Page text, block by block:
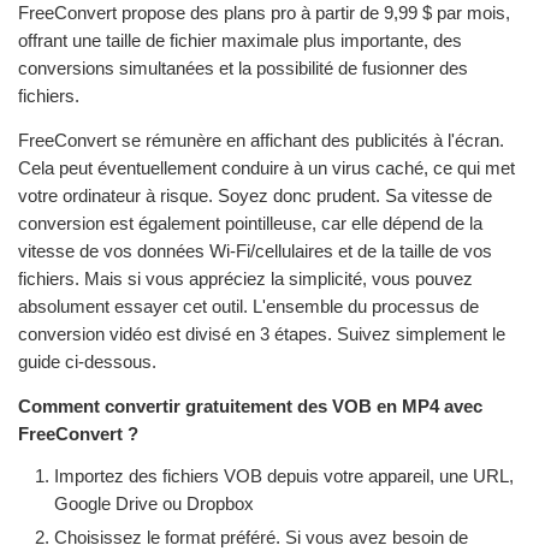
FreeConvert propose des plans pro à partir de 9,99 $ par mois,
offrant une taille de fichier maximale plus importante, des
conversions simultanées et la possibilité de fusionner des
fichiers.
FreeConvert se rémunère en affichant des publicités à l'écran.
Cela peut éventuellement conduire à un virus caché, ce qui met
votre ordinateur à risque. Soyez donc prudent. Sa vitesse de
conversion est également pointilleuse, car elle dépend de la
vitesse de vos données Wi-Fi/cellulaires et de la taille de vos
fichiers. Mais si vous appréciez la simplicité, vous pouvez
absolument essayer cet outil. L'ensemble du processus de
conversion vidéo est divisé en 3 étapes. Suivez simplement le
guide ci-dessous.
Comment convertir gratuitement des VOB en MP4 avec
FreeConvert ?
Importez des fichiers VOB depuis votre appareil, une URL,
Google Drive ou Dropbox
Choisissez le format préféré. Si vous avez besoin de